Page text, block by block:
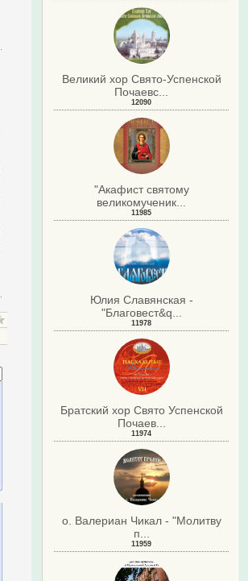
Великий хор Свято-Успенской
Почаевс...
12090
"Акафист святому
великомученик...
11985
Юлия Славянская -
"Благовест&q...
11978
Братский хор Свято Успенской
Почаев...
11974
о. Валериан Чикал - "Молитву
п...
11959